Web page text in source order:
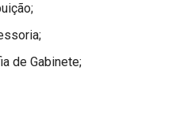
de Gabinete;